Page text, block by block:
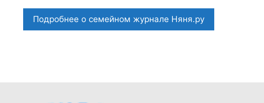
Подробнее о семейном журнале Няня.ру